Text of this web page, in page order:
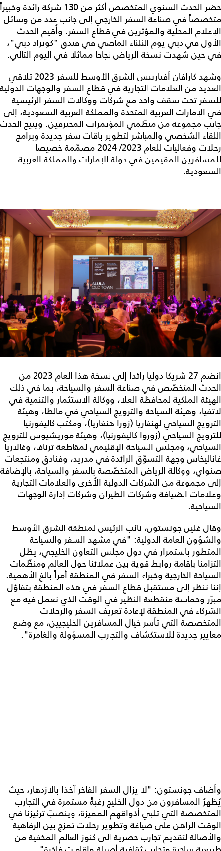
حضر الحدث السنوي المتخصص أكثر من 130 شركة رائدة وخبيراً
متخصصاً في صناعة السفر الخارجي إلى جانب عدد من وسائل
الإعلام المحلية والمؤثرين في قطاع السفر. وأُقيم الحدث
الأول في دبي يوم الثلثاء الماضي في فندق "كونراد دبي"،
في حين شهدت نسخة الرياض نجاحاً مماثلاً في اليوم التالي.
وشهد كارافان أفياريبس الشرق الأوسط للسفر 2023 تلاقي
العديد من العلامات التجارية في قطاع السفر والوجهات الدولية
للسفر تحت سقف واحد مع شركات ووكالات السفر الرئيسية
في الإمارات العربية المتحدة والمملكة العربية السعودية، إلى
جانب مجموعة من منظّمي المؤتمرات المحترفين. ويتيح الحدث
اللقاء الشخصي والمباشر لتطوير باقات سفر جديدة وبرامج
رحلات وفعاليات للعام 2023/ 2024 مصمّمة خصيصاً
للمسافرين المقيمين في دولة الإمارات والمملكة العربية
السعودية.
انضم 27 شريكاً دولياً رائداً إلى نسخة هذا العام 2023 من
الحدث المتخصّص في صناعة السفر والسياحة، بما في ذلك
الهيئة الملكية لمحافظة العلا، ووكالة الاستثمار والتنمية في
لاتفيا، وهيئة السياحة والترويج السياحي في مالطا، وهيئة
الترويج السياحي لهنغاريا (زورا هنغاريا)، ومكتب كاليفورنيا
للترويج السياحي (زوروا كاليفورنيا)، وهيئة موريشيوس للترويج
السياحي، ومجلس السياحة الإقليمي لمقاطعة ترنافا، وغالاريا
غاناليخاس وجهة التسوّق الرائدة في مدريد، وفنادق ومنتجعات
صنواي، ووكالة الرياض المتخصّصة بالسفر والسياحة، بالإضافة
إلى مجموعة من الشركات الدولية الأُخرى والعلامات التجارية
وعلامات الضيافة وشركات الطيران وشركات إدارة الوجهات
السياحية.
وقال غلين جونستون، نائب الرئيس لمنطقة الشرق الأوسط
والشؤون العامة الدولية: "في مشهد السفر والسياحة
المتطور باستمرار في دول مجلس التعاون الخليجي، يظل
التزامنا بإقامة روابط قوية بين عملائنا حول العالم ومنظّمات
السياحة الخارجية وخبراء السفر في المنطقة أمراً بالغ الأهمية.
إننا ننظر إلى مستقبل قطاع السفر في هذه المنطقة بتفاؤل
مبرَّر وحماسة منقطعة النظير في الوقت الذي نعمل فيه مع
الشركاء في المنطقة لإعادة تعريف السفر والرحلات
المتخصصة التي تأسر خيال المسافرين الخليجيين، مع وضع
معايير جديدة للاستكشاف والتجارب المسؤولة والغامرة".
وأضاف جونستون: "لا يزال السفر الفاخر آخذاً بالازدهار، حيث
يُظهِرُ المسافرون من دول الخليج رغبةً مستمرة في التجارب
المتخصصة التي تلبي أذواقهم المميزة، وينصبّ تركيزنا في
الوقت الراهن على صياغة وتطوير رحلات تمزج بين الرفاهية
والأصالة لتقديم تجارب حصرية إلى كنوز العالم المخفية من